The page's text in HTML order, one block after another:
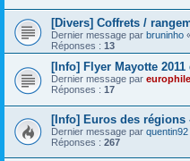
[Divers] Coffrets /
Dernier message par bruninho
Réponses : 13
[Info] Flyer Mayotte 2011
Dernier message par
Réponses : 17
[Info] Euros des régions
Dernier message par quentin92
Réponses : 267